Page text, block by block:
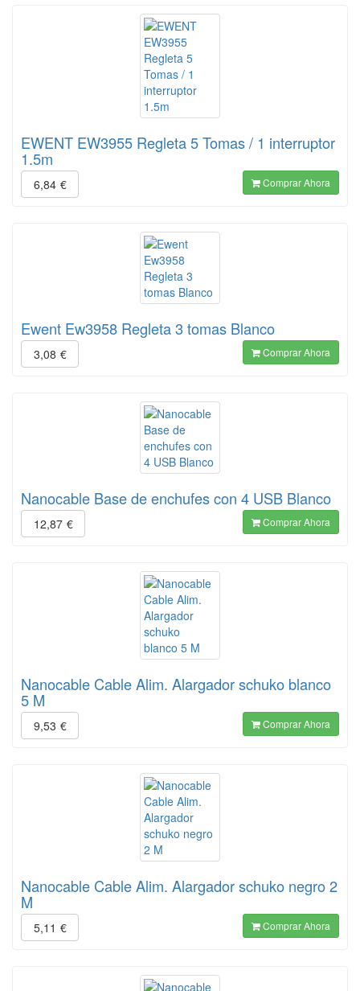
EWENT EW3955 Regleta 5 Tomas / 1 interruptor
1.5m
6,84 € Comprar Ahora
Ewent Ew3958 Regleta 3 tomas Blanco
3,08 € Comprar Ahora
Nanocable Base de enchufes con 4 USB Blanco
12,87 € Comprar Ahora
Nanocable Cable Alim. Alargador schuko blanco
5 M
9,53 € Comprar Ahora
Nanocable Cable Alim. Alargador schuko negro 2
M
5,11 € Comprar Ahora